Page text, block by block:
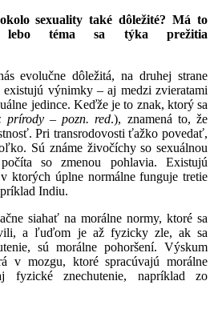
sexuality také dôležité? Má to
lebo téma sa týka prežitia
evolučne dôležitá, na druhej strane
výnimky – aj medzi zvieratami
jedince. Keďže je to znak, ktorý sa
prírody – pozn. red.), znamená to, že
Pri transrodovosti ťažko povedať,
Sú známe živočíchy so sexuálnou
so zmenou pohlavia. Existujú
ktorých úplne normálne funguje tretie
Indiu.
siahať na morálne normy, ktoré sa
a ľuďom je až fyzicky zle, ak sa
sú morálne pohoršení. Výskum
v mozgu, ktoré spracúvajú morálne
fyzické znechutenie, napríklad zo